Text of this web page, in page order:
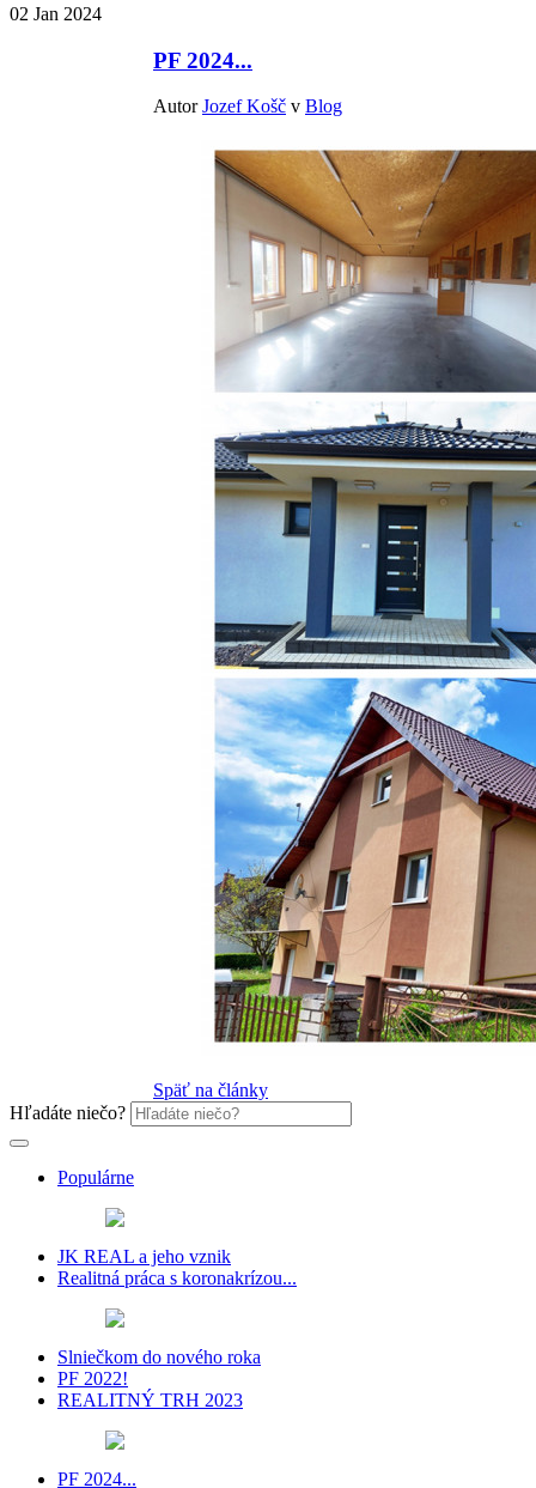
02 Jan 2024
PF 2024...
AutorJozef Košč v Blog
Späť na články
Hľadáte niečo?
Populárne
JK REAL a jeho vznik
Realitná práca s koronakrízou...
Slniečkom do nového roka
PF 2022!
REALITNÝ TRH 2023
PF 2024...